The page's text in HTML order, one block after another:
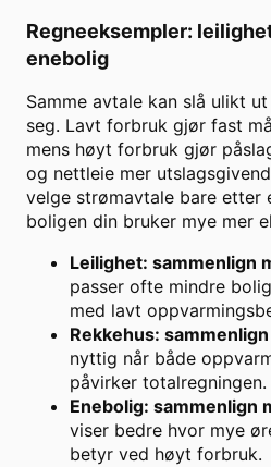
Regneeksempler:
enebolig
Samme avtale kan slå ulikt
seg. Lavt forbruk gjør fast
mens høyt forbruk gjør
og nettleie mer
velge strømavtale bare etter
boligen din bruker mye mer
Leilighet: sammenlign
passer ofte mindre
med lavt
Rekkehus:
nyttig når både
påvirker totalregningen.
Enebolig: sammenlign
viser bedre hvor mye
betyr ved høyt forbruk.